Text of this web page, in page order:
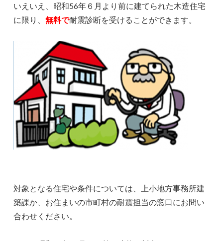
いえいえ、昭和56年６月より前に建てられた木造住宅
に限り、無料で耐震診断を受けることができます。
対象となる住宅や条件については、上小地方事務所建
築課か、お住まいの市町村の耐震担当の窓口にお問い
合わせください。